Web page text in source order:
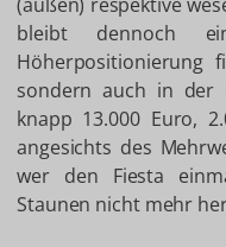
(außen) respektive
bleibt dennoch
sondern auch in der
knapp 13.000 Euro,
angesichts des
wer den Fiesta
Staunen nicht mehr